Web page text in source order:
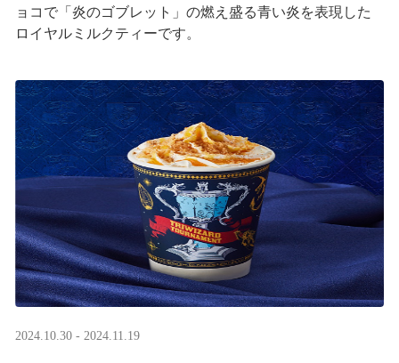
ョコで「炎のゴブレット」の燃え盛る青い炎を表現した
ロイヤルミルクティーです。
2024.10.30 - 2024.11.19